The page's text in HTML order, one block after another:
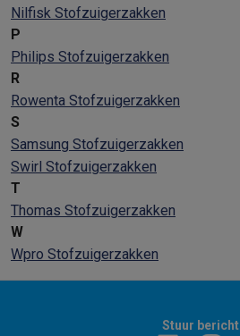
Nilfisk Stofzuigerzakken
P
Philips Stofzuigerzakken
R
Rowenta Stofzuigerzakken
S
Samsung Stofzuigerzakken
Swirl Stofzuigerzakken
T
Thomas Stofzuigerzakken
W
Wpro Stofzuigerzakken
Stuur bericht